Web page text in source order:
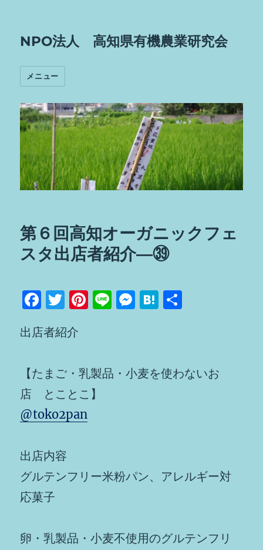
NPO法人 高知県有機農業研究会
メニュー
第６回高知オーガニックフェ
スタ出店者紹介―㊴
F
c
b
o
o
T
it
r
Pi
st
Li M
n
H
a
出店者紹介
【たまご・乳製品・小麦を使わないお
店 とことこ】
@toko2pan
出店内容
グルテンフリー米粉パン、アレルギー対
応菓子
卵・乳製品・小麦不使用のグルテンフリ